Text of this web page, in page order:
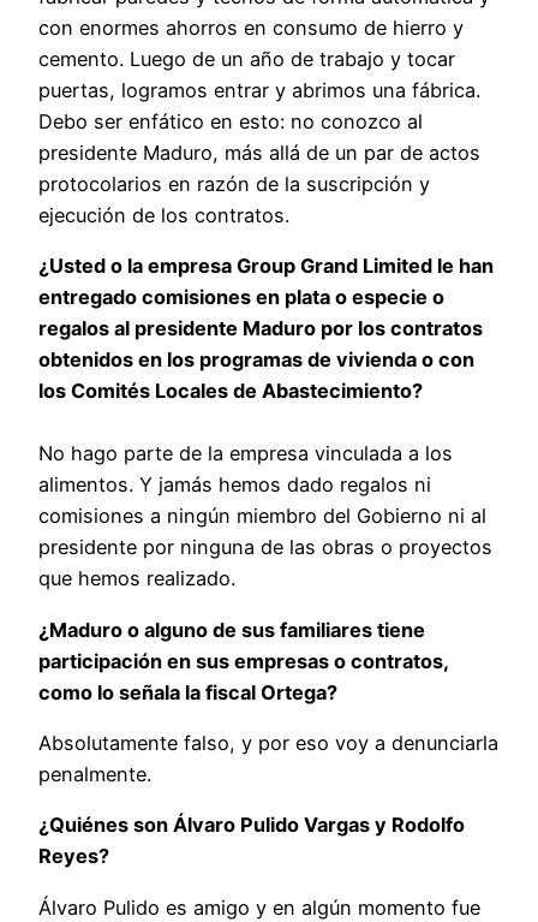
con enormes ahorros en consumo de hierro y
cemento. Luego de un año de trabajo y tocar
puertas, logramos entrar y abrimos una fábrica.
Debo ser enfático en esto: no conozco al
presidente Maduro, más allá de un par de actos
protocolarios en razón de la suscripción y
ejecución de los contratos.
¿Usted o la empresa Group Grand Limited le han
entregado comisiones en plata o especie o
regalos al presidente Maduro por los contratos
obtenidos en los programas de vivienda o con
los Comités Locales de Abastecimiento?
No hago parte de la empresa vinculada a los
alimentos. Y jamás hemos dado regalos ni
comisiones a ningún miembro del Gobierno ni al
presidente por ninguna de las obras o proyectos
que hemos realizado.
¿Maduro o alguno de sus familiares tiene
participación en sus empresas o contratos,
como lo señala la fiscal Ortega?
Absolutamente falso, y por eso voy a denunciarla
penalmente.
¿Quiénes son Álvaro Pulido Vargas y Rodolfo
Reyes?
Álvaro Pulido es amigo y en algún momento fue